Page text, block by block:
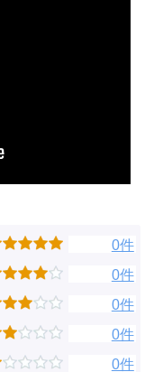
0件
0件
0件
0件
0件